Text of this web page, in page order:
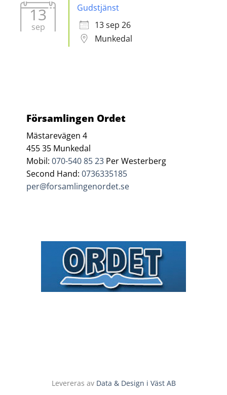
13
sep
Gudstjänst
13 sep 26
Munkedal
Församlingen Ordet
Mästarevägen 4
455 35 Munkedal
Mobil:070-540 85 23 Per Westerberg
Second Hand:0736335185
per@forsamlingenordet.se
Levereras av Data & Design i Väst AB